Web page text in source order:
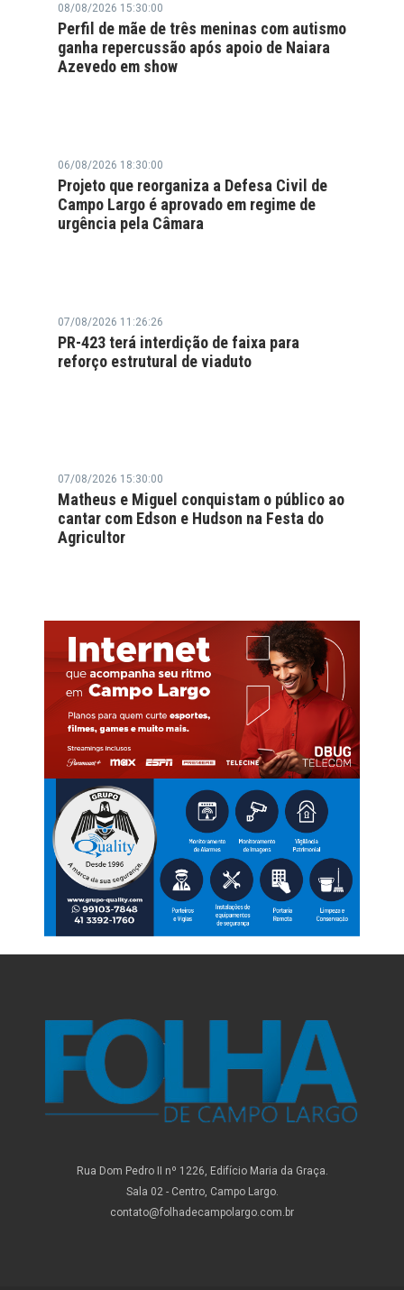
08/08/2026 15:30:00
Perfil de mãe de três meninas com autismo
ganha repercussão após apoio de Naiara
Azevedo em show
06/08/2026 18:30:00
Projeto que reorganiza a Defesa Civil de
Campo Largo é aprovado em regime de
urgência pela Câmara
07/08/2026 11:26:26
PR-423 terá interdição de faixa para
reforço estrutural de viaduto
07/08/2026 15:30:00
Matheus e Miguel conquistam o público ao
cantar com Edson e Hudson na Festa do
Agricultor
Rua Dom Pedro II nº 1226, Edifício Maria da Graça.
Sala 02 - Centro, Campo Largo.
contato@folhadecampolargo.com.br